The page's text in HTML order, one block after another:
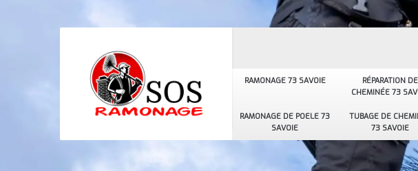
RAMONAGE 73 SAVOIE
RÉPARATION DE
CHEMINÉE 73
RAMONAGE DE POELE 73
SAVOIE
TUBAGE DE
73 SAVOIE